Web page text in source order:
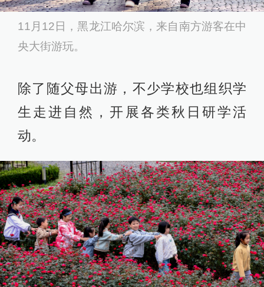
11月12日，黑龙江哈尔滨，来自南方游客在中
央大街游玩。
除了随父母出游，不少学校也组织学
生走进自然，开展各类秋日研学活
动。